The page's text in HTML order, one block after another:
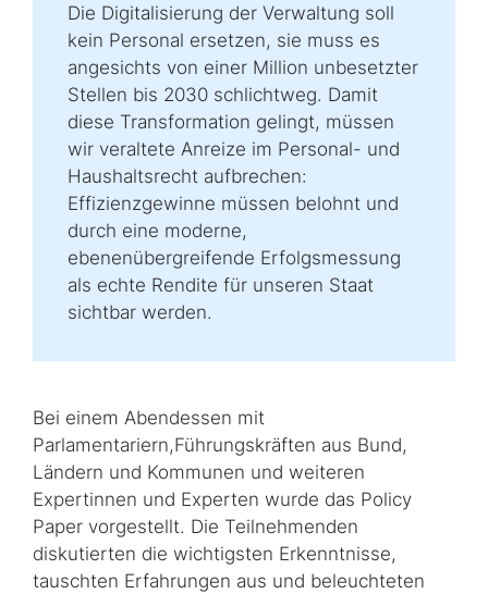
Die Digitalisierung der Verwaltung soll
kein Personal ersetzen, sie muss es
angesichts von einer Million unbesetzter
Stellen bis 2030 schlichtweg. Damit
diese Transformation gelingt, müssen
wir veraltete Anreize im Personal- und
Haushaltsrecht aufbrechen:
Effizienzgewinne müssen belohnt und
durch eine moderne,
ebenenübergreifende Erfolgsmessung
als echte Rendite für unseren Staat
sichtbar werden.
Bei einem Abendessen mit
Parlamentariern,Führungskräften aus Bund,
Ländern und Kommunen und weiteren
Expertinnen und Experten wurde das Policy
Paper vorgestellt. Die Teilnehmenden
diskutierten die wichtigsten Erkenntnisse,
tauschten Erfahrungen aus und beleuchteten